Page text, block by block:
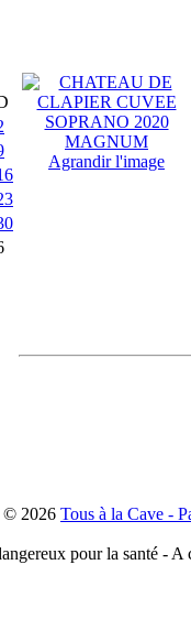
Agrandir l'image
© 2026 Tous à la Cave -
pour la santé -